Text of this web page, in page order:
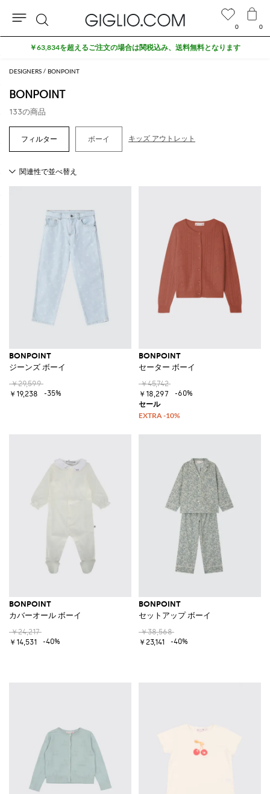
DESIGNERS BONPOINT
BONPOINT
133の商品
ボーイ キッズ アウトレット
BONPOINT
ジーンズ ボーイ
￥29,599
￥19,238
-35%
BONPOINT
セーター ボーイ
￥45,742
￥18,297
-60%
BONPOINT
カバーオール ボーイ
￥24,217
￥14,531
-40%
BONPOINT
セットアップ ボーイ
￥38,568
￥23,141
-40%
0 0
検
索
アウトレットエリアでさらに10%割引